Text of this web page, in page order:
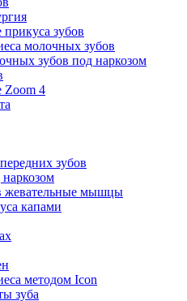
зубов
молочных зубов
зубов под наркозом
Zoom 4
зубов
жевательные мышцы
капами
методом Icon
зуба